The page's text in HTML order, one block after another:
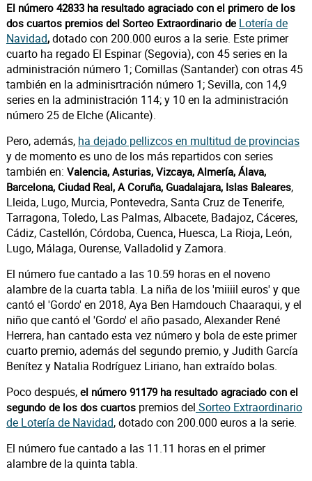
El número 42833 ha resultado agraciado con el primero de los
dos cuartos premios del Sorteo Extraordinario de Lotería de
Navidad,dotado con 200.000 euros a la serie. Este primer
cuarto ha regado El Espinar (Segovia), con 45 series en la
administración número 1; Comillas (Santander) con otras 45
también en la adminisrtración número 1; Sevilla, con 14,9
series en la administración 114; y 10 en la administración
número 25 de Elche (Alicante).
Pero, además, ha dejado pellizcos en multitud de provincias
y de momento es uno de los más repartidos con series
también en: Valencia, Asturias, Vizcaya, Almería, Álava,
Barcelona, Ciudad Real, A Coruña, Guadalajara, Islas Baleares,
Lleida, Lugo, Murcia, Pontevedra, Santa Cruz de Tenerife,
Tarragona, Toledo, Las Palmas, Albacete, Badajoz, Cáceres,
Cádiz, Castellón, Córdoba, Cuenca, Huesca, La Rioja, León,
Lugo, Málaga, Ourense, Valladolid y Zamora.
El número fue cantado a las 10.59 horas en el noveno
alambre de la cuarta tabla. La niña de los 'miiiil euros' y que
cantó el 'Gordo' en 2018, Aya Ben Hamdouch Chaaraqui, y el
niño que cantó el 'Gordo' el año pasado, Alexander René
Herrera, han cantado esta vez número y bola de este primer
cuarto premio, además del segundo premio, y Judith García
Benítez y Natalia Rodríguez Liriano, han extraído bolas.
Poco después, el número 91179 ha resultado agraciado con el
segundo de los dos cuartospremios del Sorteo Extraordinario
de Lotería de Navidad, dotado con 200.000 euros a la serie.
El número fue cantado a las 11.11 horas en el primer
alambre de la quinta tabla.